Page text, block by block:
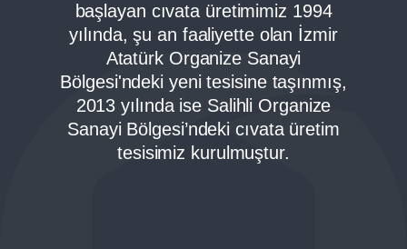
Norm Additive
NRM Mühendislik
başlayan cıvata üretimimiz 1994
yılında, şu an faaliyette olan İzmir
Atatürk Organize Sanayi
Bölgesi'ndeki yeni tesisine taşınmış,
2013 yılında ise Salihli Organize
Sanayi Bölgesi’ndeki cıvata üretim
tesisimiz kurulmuştur.